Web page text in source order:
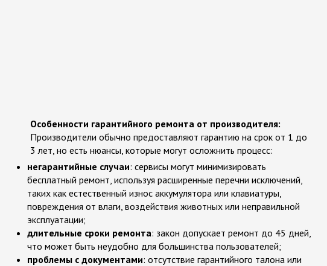
Особенности гарантийного ремонта от производителя:
Производители обычно предоставляют гарантию на срок от 1 до
3 лет, но есть нюансы, которые могут осложнить процесс:
негарантийные случаи: сервисы могут минимизировать
бесплатный ремонт, используя расширенные перечни исключений,
таких как естественный износ аккумулятора или клавиатуры,
повреждения от влаги, воздействия животных или неправильной
эксплуатации;
длительные сроки ремонта: закон допускает ремонт до 45 дней,
что может быть неудобно для большинства пользователей;
проблемы с документами: отсутствие гарантийного талона или